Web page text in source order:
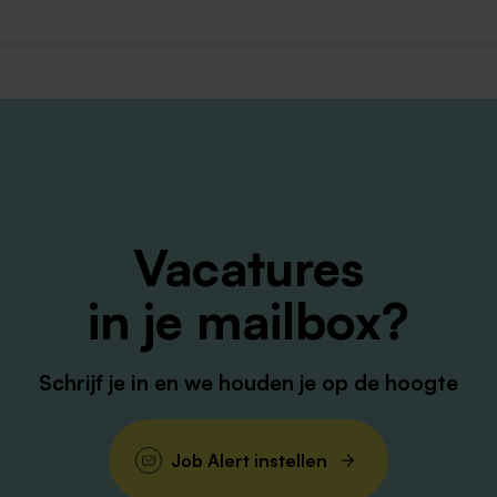
Vacatures
in je mailbox?
Schrijf je in en we houden je op de hoogte
Job Alert instellen